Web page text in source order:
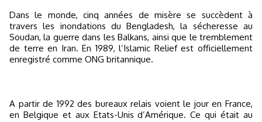
Dans le monde, cinq années de misère se succèdent à
travers les inondations du Bengladesh, la sécheresse au
Soudan, la guerre dans les Balkans, ainsi que le tremblement
de terre en Iran. En 1989, l’Islamic Relief est officiellement
enregistré comme ONG britannique.
A partir de 1992 des bureaux relais voient le jour en France,
en Belgique et aux Etats-Unis d’Amérique. Ce qui était au